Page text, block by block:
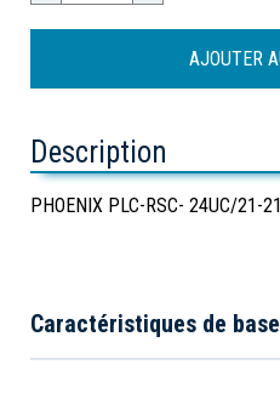
Description
PHOENIX PLC-RSC- 24UC/21-21
Caractéristiques de base